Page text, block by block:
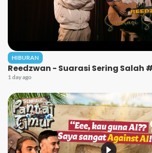
HIBURAN
Reedzwan - Suarasi Sering Salah
1 day ago